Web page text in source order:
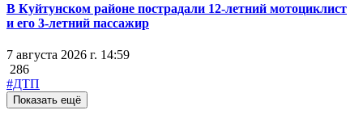
В Куйтунском районе пострадали 12-летний мотоциклист
и его 3-летний пассажир
7 августа 2026 г. 14:59
286
#ДТП
Показать ещё